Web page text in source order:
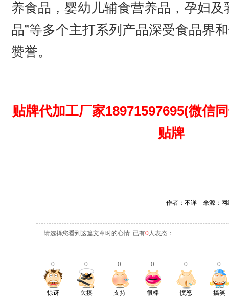
养食品，婴幼儿辅食营养品，孕妇及
品”等多个主打系列产品深受食品界
赞誉。
贴牌代加工厂家18971597695(微信
贴牌
作者：不详 来源：
请选择您看到这篇文章时的心情: 已有0人表态：
0 0 0 0 0 0
惊讶 欠揍 支持 很棒 愤怒 搞笑